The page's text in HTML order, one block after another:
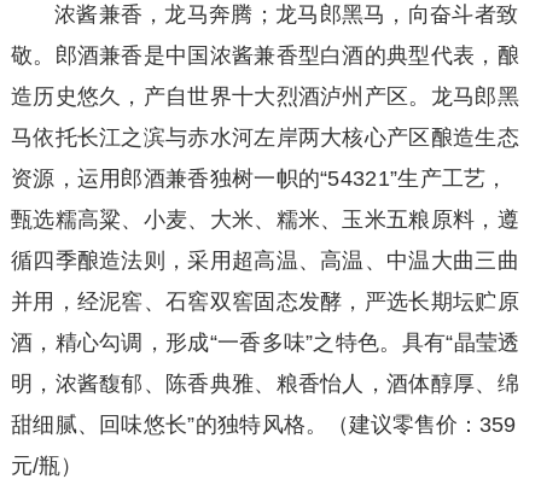
浓酱兼香，龙马奔腾；龙马郎黑马，向奋斗者致
敬。郎酒兼香是中国浓酱兼香型白酒的典型代表，酿
造历史悠久，产自世界十大烈酒泸州产区。龙马郎黑
马依托长江之滨与赤水河左岸两大核心产区酿造生态
资源，运用郎酒兼香独树一帜的“54321”生产工艺，
甄选糯高粱、小麦、大米、糯米、玉米五粮原料，遵
循四季酿造法则，采用超高温、高温、中温大曲三曲
并用，经泥窖、石窖双窖固态发酵，严选长期坛贮原
酒，精心勾调，形成“一香多味”之特色。具有“晶莹透
明，浓酱馥郁、陈香典雅、粮香怡人，酒体醇厚、绵
甜细腻、回味悠长”的独特风格。
（建议零售价：359
元/瓶）